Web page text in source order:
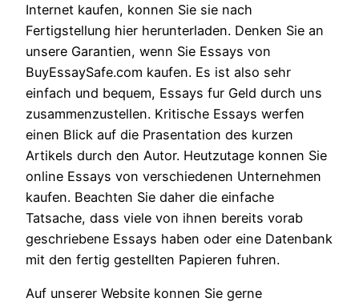
Internet kaufen, konnen Sie sie nach
Fertigstellung hier herunterladen. Denken Sie an
unsere Garantien, wenn Sie Essays von
BuyEssaySafe.com kaufen. Es ist also sehr
einfach und bequem, Essays fur Geld durch uns
zusammenzustellen. Kritische Essays werfen
einen Blick auf die Prasentation des kurzen
Artikels durch den Autor. Heutzutage konnen Sie
online Essays von verschiedenen Unternehmen
kaufen. Beachten Sie daher die einfache
Tatsache, dass viele von ihnen bereits vorab
geschriebene Essays haben oder eine Datenbank
mit den fertig gestellten Papieren fuhren.
Auf unserer Website konnen Sie gerne